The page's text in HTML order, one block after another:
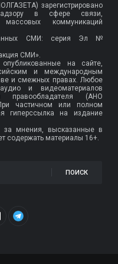
зарегистрировано
в сфере связи,
коммуникаций
СМИ: серия Эл №
СМИ».
на сайте,
и международным
и смежных правах. Любое
и видеоматериалов
(АНО
частичном или полном
гиперссылка на издание
за мнения, высказанные в
содержать материалы 16+.
ПОИСК